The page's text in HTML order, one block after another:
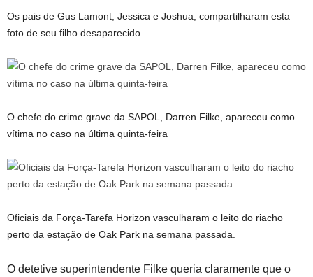
Os pais de Gus Lamont, Jessica e Joshua, compartilharam esta
foto de seu filho desaparecido
O chefe do crime grave da SAPOL, Darren Filke, apareceu como
vítima no caso na última quinta-feira
Oficiais da Força-Tarefa Horizon vasculharam o leito do riacho
perto da estação de Oak Park na semana passada.
O detetive superintendente Filke queria claramente que o